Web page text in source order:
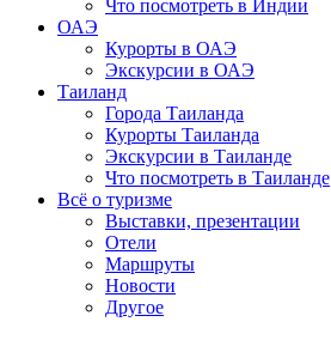
Что посмотреть в Индии
ОАЭ
Курорты в ОАЭ
Экскурсии в ОАЭ
Таиланд
Города Таиланда
Курорты Таиланда
Экскурсии в Таиланде
Что посмотреть в Таиланде
Всё о туризме
Выставки, презентации
Отели
Маршруты
Новости
Другое